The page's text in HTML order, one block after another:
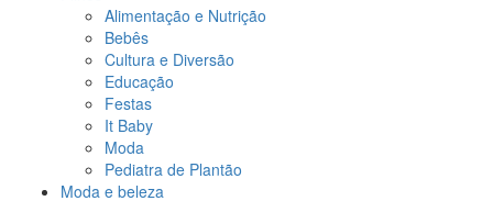
Alimentação e Nutrição
Bebês
Cultura e Diversão
Educação
Festas
It Baby
Moda
Pediatra de Plantão
Moda e beleza